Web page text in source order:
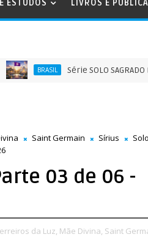
ESTUDOS LIVROS E
BRASIL Série SOLO SAGRADO DO
Saint Germain Sírius
Solo
03 de 06 -
da Luz, Mãe Divina, Saint